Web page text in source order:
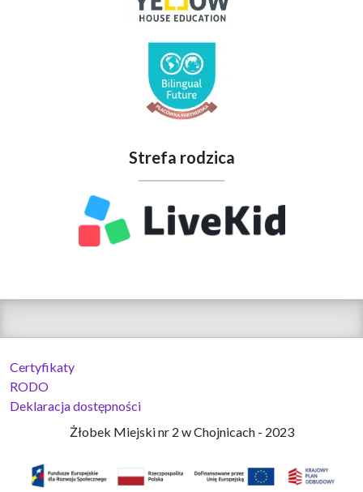
Strefa rodzica
Certyfikaty
RODO
Deklaracja dostępności
Żłobek Miejski nr 2 w Chojnicach - 2023